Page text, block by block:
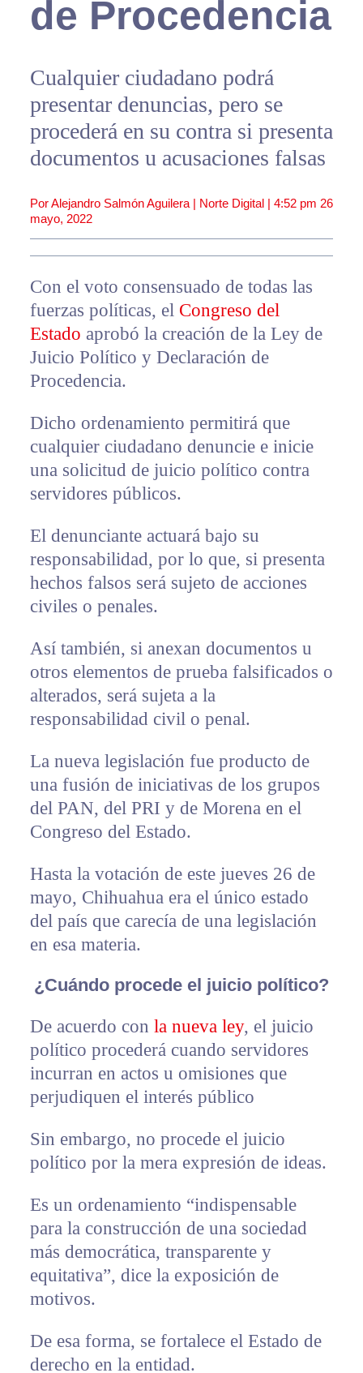
de Procedencia
Cualquier ciudadano podrá
presentar denuncias, pero se
procederá en su contra si presenta
documentos u acusaciones falsas
Por Alejandro Salmón Aguilera | Norte Digital | 4:52 pm 26
mayo, 2022
Con el voto consensuado de todas las
fuerzas políticas, el Congreso del
Estado aprobó la creación de la Ley de
Juicio Político y Declaración de
Procedencia.
Dicho ordenamiento permitirá que
cualquier ciudadano denuncie e inicie
una solicitud de juicio político contra
servidores públicos.
El denunciante actuará bajo su
responsabilidad, por lo que, si presenta
hechos falsos será sujeto de acciones
civiles o penales.
Así también, si anexan documentos u
otros elementos de prueba falsificados o
alterados, será sujeta a la
responsabilidad civil o penal.
La nueva legislación fue producto de
una fusión de iniciativas de los grupos
del PAN, del PRI y de Morena en el
Congreso del Estado.
Hasta la votación de este jueves 26 de
mayo, Chihuahua era el único estado
del país que carecía de una legislación
en esa materia.
¿Cuándo procede el juicio político?
De acuerdo con la nueva ley, el juicio
político procederá cuando servidores
incurran en actos u omisiones que
perjudiquen el interés público
Sin embargo, no procede el juicio
político por la mera expresión de ideas.
Es un ordenamiento “indispensable
para la construcción de una sociedad
más democrática, transparente y
equitativa”, dice la exposición de
motivos.
De esa forma, se fortalece el Estado de
derecho en la entidad.